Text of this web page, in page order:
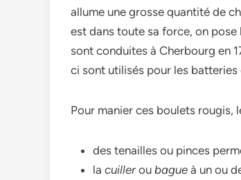
allume une grosse quantité de
est dans toute sa force, on
sont conduites à Cherbourg en
ci sont utilisés pour les batteries
Pour manier ces boulets rougis,
des tenailles ou pinces
la cuiller ou bague à un ou